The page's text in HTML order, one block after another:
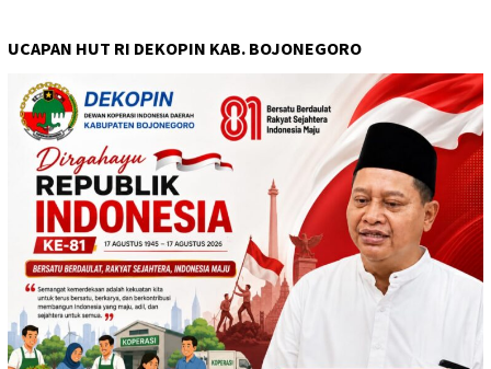
UCAPAN HUT RI DEKOPIN KAB. BOJONEGORO